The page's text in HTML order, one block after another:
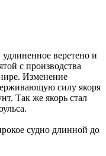
веретено и
с производства
Изменение
силу якоря
Так же якорь стал
судно длинной до